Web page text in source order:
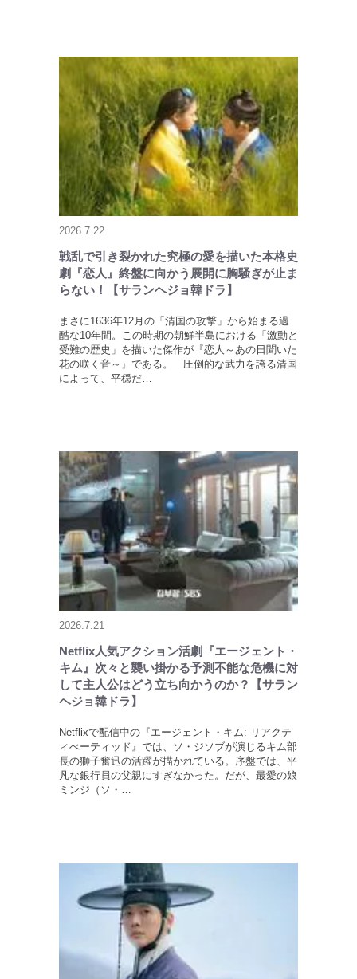
2026.7.22
戦乱で引き裂かれた究極の愛を描いた本格史
劇『恋人』終盤に向かう展開に胸騒ぎが止ま
らない！【サランヘジョ韓ドラ】
まさに1636年12月の「清国の攻撃」から始まる過
酷な10年間。この時期の朝鮮半島における「激動と
受難の歴史」を描いた傑作が『恋人～あの日聞いた
花の咲く音～』である。 圧倒的な武力を誇る清国
によって、平穏だ…
2026.7.21
Netflix人気アクション活劇『エージェント・
キム』次々と襲い掛かる予測不能な危機に対
して主人公はどう立ち向かうのか？【サラン
ヘジョ韓ドラ】
Netflixで配信中の『エージェント・キム: リアクテ
ィべーティッド』では、ソ・ジソブが演じるキム部
長の獅子奮迅の活躍が描かれている。序盤では、平
凡な銀行員の父親にすぎなかった。だが、最愛の娘
ミンジ（ソ・…